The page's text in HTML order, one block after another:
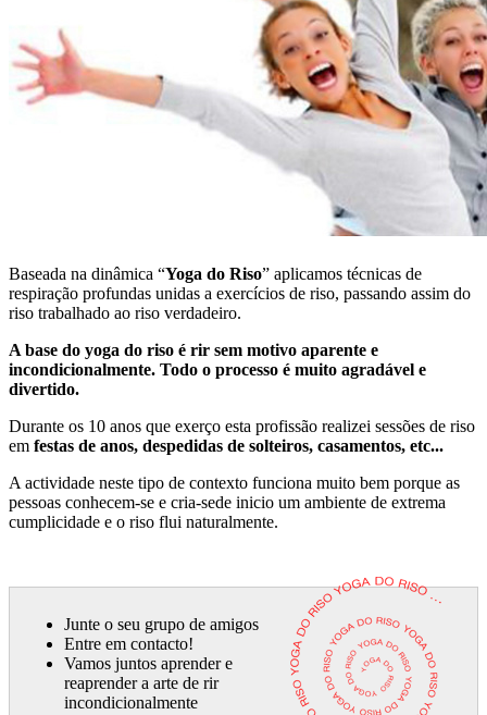
Baseada na dinâmica “Yoga do Riso” aplicamos técnicas de
respiração profundas unidas a exercícios de riso, passando assim do
riso trabalhado ao riso verdadeiro.
A base do yoga do riso é rir sem motivo aparente e
incondicionalmente. Todo o processo é muito agradável e
divertido.
Durante os 10 anos que exerço esta profissão realizei sessões de riso
em festas de anos, despedidas de solteiros, casamentos, etc...
A actividade neste tipo de contexto funciona muito bem porque as
pessoas conhecem-se e cria-sede inicio um ambiente de extrema
cumplicidade e o riso flui naturalmente.
Junte o seu grupo de amigos
Entre em contacto!
Vamos juntos aprender e
reaprender a arte de rir
incondicionalmente